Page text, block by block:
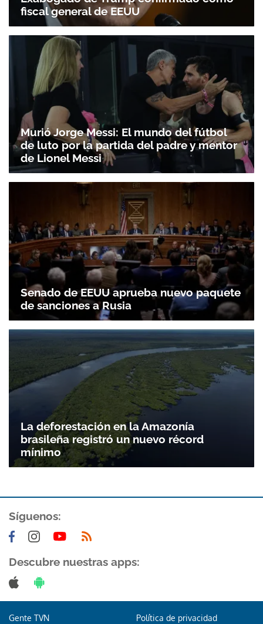
Gracias por suscribirte a nuestro boletín.
ACEPTAR
fiscal general de EEUU
Murió Jorge Messi: El mundo del fútbol
de luto por la partida del padre y mentor
de Lionel Messi
Senado de EEUU aprueba nuevo paquete
de sanciones a Rusia
La deforestación en la Amazonía
brasileña registró un nuevo récord
mínimo
Síguenos:
Descubre nuestras apps:
Gente TVN Política de privacidad